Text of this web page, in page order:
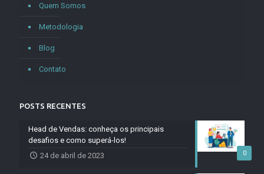
Quem Somos
Metodologia
Blog
Contato
POSTS RECENTES
0
Head de Vendas: conheça os principais
desafios e como superá-los!
24 de abril de 2023